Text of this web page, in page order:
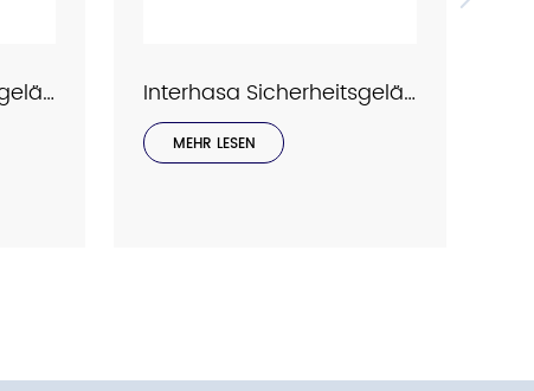
Interhasa Sicherheitsgeländer Serie Modell 9058 Interhasa Sicherheitsgeländer Serie Modell 9039
MEHR LESEN